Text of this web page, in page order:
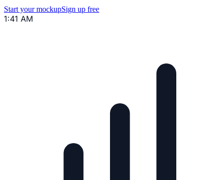
Start your mockupSign up free
1:41 AM